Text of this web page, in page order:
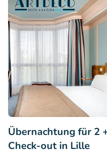
Übernachtung für 2
Check-out in Lille